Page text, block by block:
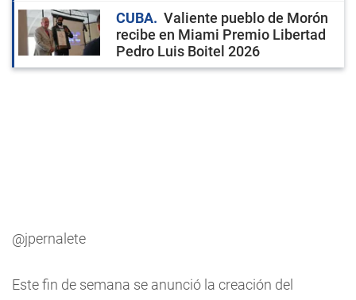
CUBA
Valiente pueblo de Morón
recibe en Miami Premio Libertad
Pedro Luis Boitel 2026
@jpernalete
Este fin de semana se anunció la creación del